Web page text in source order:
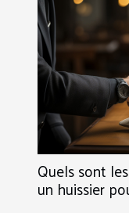
Quels sont
un huissier